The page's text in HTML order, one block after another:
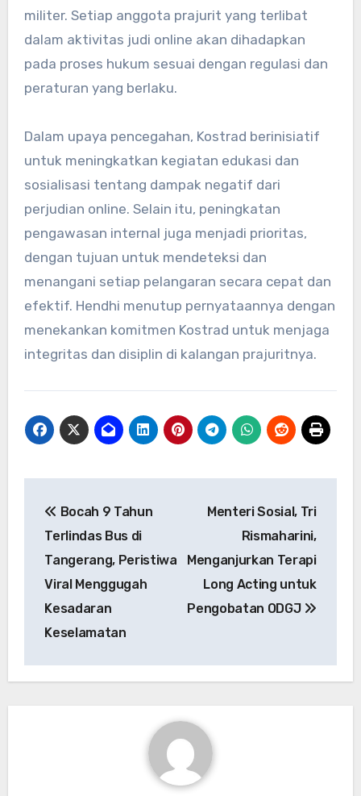
militer. Setiap anggota prajurit yang terlibat
dalam aktivitas judi online akan dihadapkan
pada proses hukum sesuai dengan regulasi dan
peraturan yang berlaku.
Dalam upaya pencegahan, Kostrad berinisiatif
untuk meningkatkan kegiatan edukasi dan
sosialisasi tentang dampak negatif dari
perjudian online. Selain itu, peningkatan
pengawasan internal juga menjadi prioritas,
dengan tujuan untuk mendeteksi dan
menangani setiap pelangaran secara cepat dan
efektif. Hendhi menutup pernyataannya dengan
menekankan komitmen Kostrad untuk menjaga
integritas dan disiplin di kalangan prajuritnya.
pos
Bocah 9 Tahun
Terlindas Bus di
Tangerang, Peristiwa
Viral Menggugah
Kesadaran
Keselamatan
Menteri Sosial, Tri
Rismaharini,
Menganjurkan Terapi
Long Acting untuk
Pengobatan ODGJ